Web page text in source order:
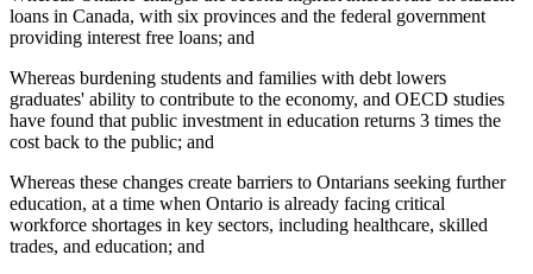
loans in Canada, with six provinces and the federal government
providing interest free loans; and
Whereas burdening students and families with debt lowers
graduates' ability to contribute to the economy, and OECD studies
have found that public investment in education returns 3 times the
cost back to the public; and
Whereas these changes create barriers to Ontarians seeking further
education, at a time when Ontario is already facing critical
workforce shortages in key sectors, including healthcare, skilled
trades, and education; and